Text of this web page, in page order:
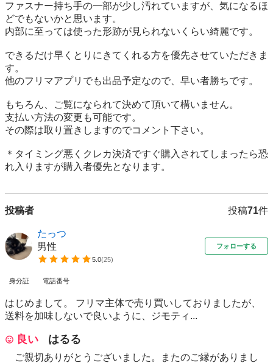
ファスナー持ち手の一部が少し汚れていますが、気になるほ
どでもないかと思います。
内部に至っては使った形跡が見られないくらい綺麗です。
できるだけ早くとりにきてくれる方を優先させていただきま
す。
他のフリマアプリでも出品予定なので、早い者勝ちです。
もちろん、ご覧になられて決めて頂いて構いません。
支払い方法の変更も可能です。
その際は取り置きしますのでコメント下さい。
＊タイミング悪くクレカ決済ですぐ購入されてしまったら恐
れ入りますが購入者優先となります。
投稿者 投稿71件
たっつ
男性
5.0(25)
フォローする
身分証 電話番号
はじめまして。 フリマ主体で売り買いしておりましたが、
送料を加味しないで良いように、ジモティ...
良い はるる
ご親切ありがとうございました。またのご縁がありまし